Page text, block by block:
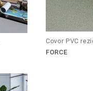
Covor PVC
FORCE